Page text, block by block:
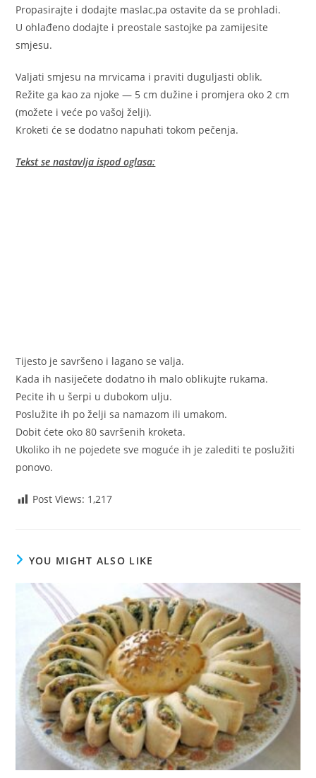
Propasirajte i dodajte maslac,pa ostavite da se prohladi.
U ohlađeno dodajte i preostale sastojke pa zamijesite
smjesu.
Valjati smjesu na mrvicama i praviti duguljasti oblik.
Režite ga kao za njoke — 5 cm dužine i promjera oko 2 cm
(možete i veće po vašoj želji).
Kroketi će se dodatno napuhati tokom pečenja.
Tekst se nastavlja ispod oglasa:
Tijesto je savršeno i lagano se valja.
Kada ih nasiječete dodatno ih malo oblikujte rukama.
Pecite ih u šerpi u dubokom ulju.
Poslužite ih po želji sa namazom ili umakom.
Dobit ćete oko 80 savršenih kroketa.
Ukoliko ih ne pojedete sve moguće ih je zalediti te poslužiti
ponovo.
Post Views: 1,217
YOU MIGHT ALSO LIKE